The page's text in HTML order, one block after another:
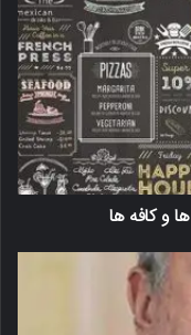
و کافه ها